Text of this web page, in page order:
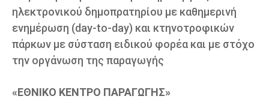
ηλεκτρονικού δημοπρατηρίου με καθημερινή
ενημέρωση (day-to-day) και κτηνοτροφικών
πάρκων με σύσταση ειδικού φορέα και με στόχο
την οργάνωση της παραγωγής
«ΕΘΝΙΚΟ ΚΕΝΤΡΟ ΠΑΡΑΓΩΓΗΣ»